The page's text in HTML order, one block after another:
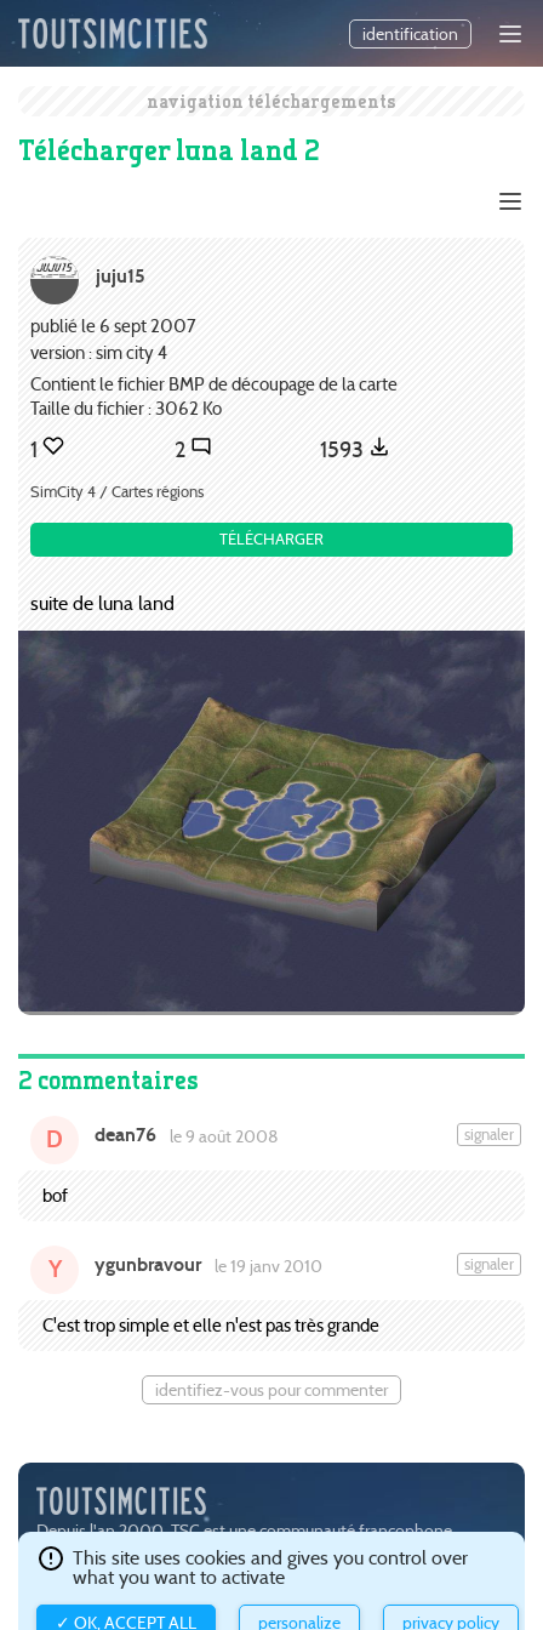
identification
navigation téléchargements
Télécharger luna land 2
juju15
publié le 6 sept 2007
version : sim city 4
Contient le fichier BMP de découpage de la carte
Taille du fichier : 3062 Ko
1 2 1593
SimCity 4 / Cartes régions
TÉLÉCHARGER
suite de luna land
2 commentaires
D dean76 le 9 août 2008 signaler
bof
Y ygunbravour le 19 janv 2010 signaler
C'est trop simple et elle n'est pas très grande
identifiez-vous pour commenter
Depuis l'an 2000, TSC est une communauté francophone
passionnée par les jeux de simulation urbaine, notamment
SimCity (EA) et Cities:Skylines (Paradox Interactive
Ce site est hébergé avec brio parGandi.Confidentialité et gestion
This site uses cookies and gives you control over
what you want to activate
✓ OK, ACCEPT ALL personalize privacy policy